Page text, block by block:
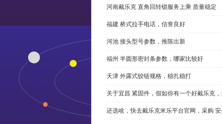
河南戴乐克 直角回转锁服务上乘 质量稳定
福建 桥式拉手电话，信誉良好
河池 接头型号参数，推陈出新
福州 半圆形密封条参数，哪家比较好
天津 外露式铰链规格，稳扎稳打
关于宜昌 紧固件，假如你有一个好戴乐克
还选啥，快去戴乐克米乐平台官网，采购